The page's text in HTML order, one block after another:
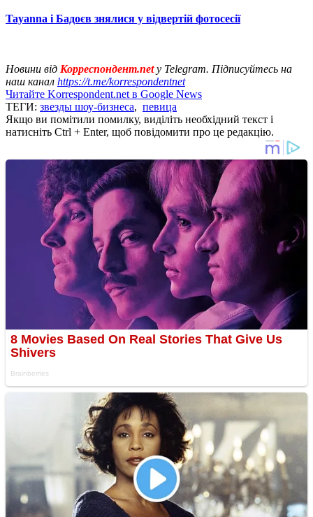
Tayanna і Бадоєв знялися у відвертій фотосесії
Новини від Корреспондент.netу Telegram. Підписуйтесь на
наш канал https://t.me/korrespondentnet
Читайте Korrespondent.net в Google News
ТЕГИ: звезды шоу-бизнеса, певица
Якщо ви помітили помилку, виділіть необхідний текст і
натисніть Ctrl + Enter, щоб повідомити про це редакцію.